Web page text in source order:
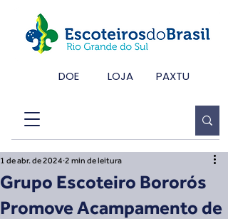
DOE LOJA PAXTU
Grupo Escoteiro Bororós
Promove Acampamento de
1 de abr. de 2024 2 min de leitura